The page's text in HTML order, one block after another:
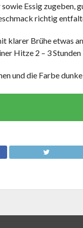
Essig zugeben,
richtig
klarer Brühe etwas
Hitze 2 – 3
und die Farbe